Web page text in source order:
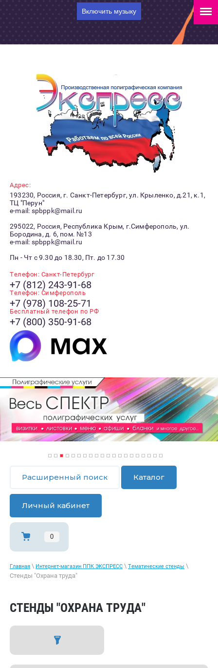
Включить музыку
Адрес:
193230, Россия, г. Санкт-Петербург, ул. Крыленко, д.21, к.1,
ТЦ "Перун"
e-mail: spbppk@mail.ru
295022, Россия, Республика Крым, г.Симферополь, ул.
Бородина, д. 6, пом. №13
e-mail: spbppk@mail.ru
Пн - Чт с 9.30 до 18.30, Пт. до 17.30
Телефон: Санкт-Петербург
+7 (812) 243-91-68
Телефон: Симферополь
+7 (978) 108-25-71
Бесплатный телефон по РФ
+7 (800) 350-91-68
1 2 3 4 5 6 7 8 9 1 1 1 1 1 1 1 1 1 1 2
Расширенный поиск Каталог
Личный кабинет
0
Главная \ Интернет-магазин ППК ЭКСПРЕСС \ Тематические стенды \
Стенды "Охрана труда"
СТЕНДЫ "ОХРАНА ТРУДА"